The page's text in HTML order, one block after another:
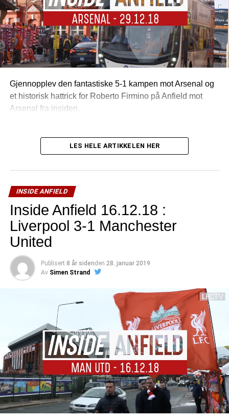
Gjennopplev den fantastiske 5-1 kampen mot Arsenal og
et historisk hattrick for Roberto Firmino på Anfield mot
Arsenal fra insiden.
LES HELE ARTIKKELEN HER
INSIDE ANFIELD
Inside Anfield 16.12.18 :
Liverpool 3-1 Manchester
United
Publisert 8 år sidenden 28. januar 2019
Av Simen Strand